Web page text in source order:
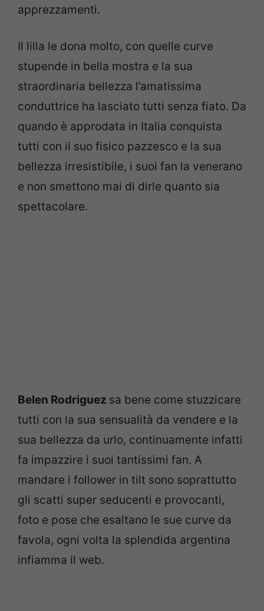
apprezzamenti.
Il lilla le dona molto, con quelle curve
stupende in bella mostra e la sua
straordinaria bellezza l’amatissima
conduttrice ha lasciato tutti senza fiato. Da
quando è approdata in Italia conquista
tutti con il suo fisico pazzesco e la sua
bellezza irresistibile, i suoi fan la venerano
e non smettono mai di dirle quanto sia
spettacolare.
Belen Rodriguez sa bene come stuzzicare
tutti con la sua sensualità da vendere e la
sua bellezza da urlo, continuamente infatti
fa impazzire i suoi tantissimi fan. A
mandare i follower in tilt sono soprattutto
gli scatti super seducenti e provocanti,
foto e pose che esaltano le sue curve da
favola, ogni volta la splendida argentina
infiamma il web.